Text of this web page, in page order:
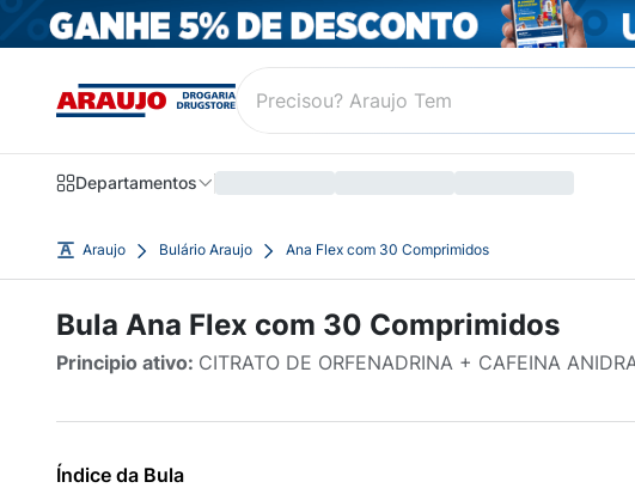
Departamentos
Araujo Bulário Araujo Ana Flex com 30 Comprimidos
Bula Ana Flex com 30 Comprimidos
Principio ativo: CITRATO DE ORFENADRINA + CAFEINA
Índice da Bula